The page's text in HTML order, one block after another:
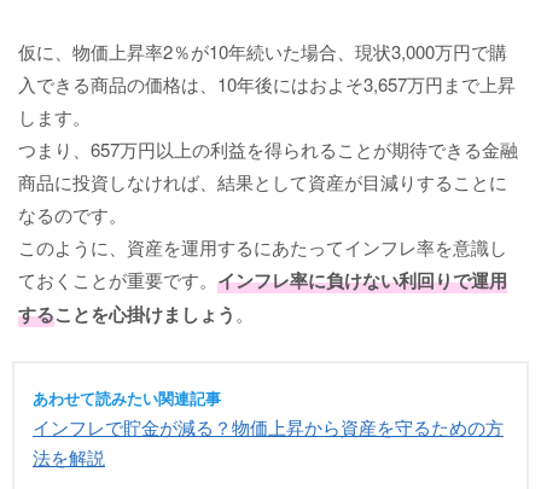
仮に、物価上昇率2％が10年続いた場合、現状3,000万円で購
入できる商品の価格は、10年後にはおよそ3,657万円まで上昇
します。
つまり、657万円以上の利益を得られることが期待できる金融
商品に投資しなければ、結果として資産が目減りすることに
なるのです。
このように、資産を運用するにあたってインフレ率を意識し
ておくことが重要です。 インフレ率に負けない利回りで運用
することを心掛けましょう 。
あわせて読みたい関連記事
インフレで貯金が減る？物価上昇から資産を守るための方
法を解説